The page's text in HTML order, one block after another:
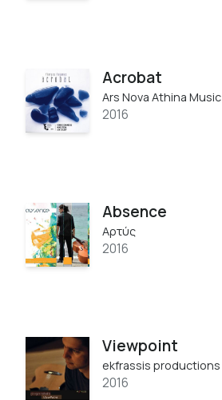
Acrobat
Ars Nova Athina Music
2016
Absence
Αρτύς
2016
Viewpoint
ekfrassis productions
2016